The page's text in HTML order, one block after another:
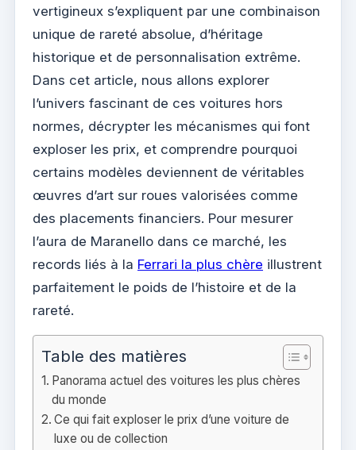
vertigineux s’expliquent par une combinaison
unique de rareté absolue, d’héritage
historique et de personnalisation extrême.
Dans cet article, nous allons explorer
l’univers fascinant de ces voitures hors
normes, décrypter les mécanismes qui font
exploser les prix, et comprendre pourquoi
certains modèles deviennent de véritables
œuvres d’art sur roues valorisées comme
des placements financiers. Pour mesurer
l’aura de Maranello dans ce marché, les
records liés à la Ferrari la plus chère illustrent
parfaitement le poids de l’histoire et de la
rareté.
Table des matières
Panorama actuel des voitures les plus chères
du monde
Ce qui fait exploser le prix d’une voiture de
luxe ou de collection